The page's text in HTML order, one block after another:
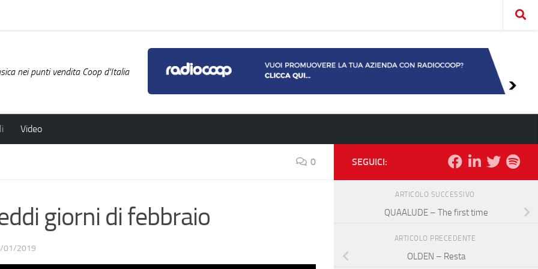
nei punti vendita Coop d'Italia
Video
0
giorni di febbraio
01/2019
SEGUICI:
ARTICOLO SUCCESSIVO
QUAALUDE – The first time
ARTICOLO PRECEDENTE
OLDEN – Resta